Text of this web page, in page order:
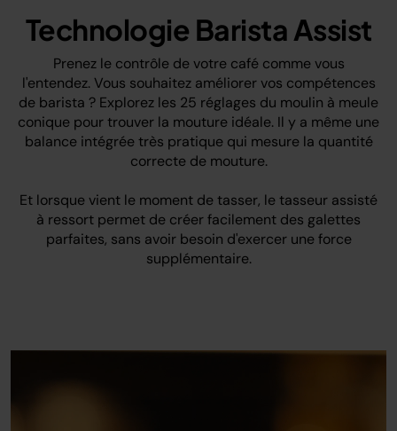
Technologie Barista Assist
Prenez le contrôle de votre café comme vous
l'entendez. Vous souhaitez améliorer vos compétences
de barista ? Explorez les 25 réglages du moulin à meule
conique pour trouver la mouture idéale. Il y a même une
balance intégrée très pratique qui mesure la quantité
correcte de mouture.
Et lorsque vient le moment de tasser, le tasseur assisté
à ressort permet de créer facilement des galettes
parfaites, sans avoir besoin d'exercer une force
supplémentaire.